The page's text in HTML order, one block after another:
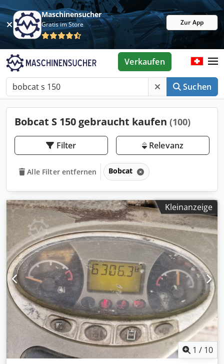
Maschinensucher
Gratis im Store Zur App
Suchen
Verkaufen
Bobcat S 150 gebraucht kaufen (100)
Filter Relevanz
Alle Filter entfernen Bobcat
Kleinanzeige
1 / 10